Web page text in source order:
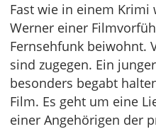
Fast wie in einem Krimi
Werner einer
Fernsehfunk beiwohnt.
sind zugegen. Ein
besonders begabt
Film. Es geht um eine
einer Angehörigen der